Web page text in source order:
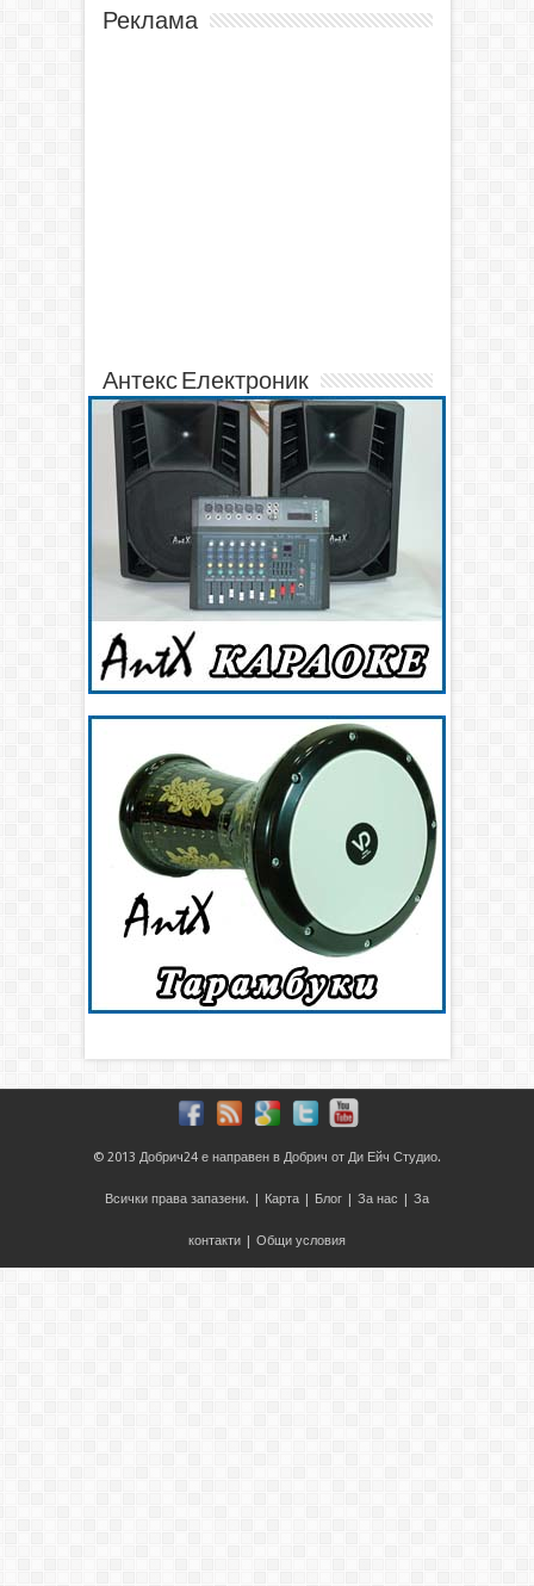
Реклама
Антекс Електроник
© 2013 Добрич24 е направен в Добрич от Ди Ейч Студио.
Всички права запазени. | Карта Блог За нас За
контакти Общи условия